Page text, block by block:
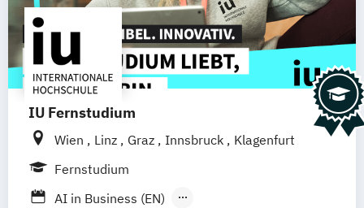
IU Fernstudium
Wien Linz Graz Innsbruck
Klagenfurt
Fernstudium
AI in Business (EN)